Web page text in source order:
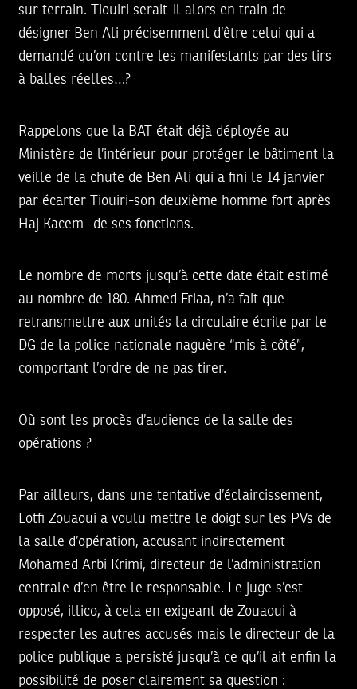
sur terrain. Tiouiri serait-il alors en train de
désigner Ben Ali précisemment d’être celui qui a
demandé qu’on contre les manifestants par des tirs
à balles réelles…?
Rappelons que la BAT était déjà déployée au
Ministère de l’intérieur pour protéger le bâtiment la
veille de la chute de Ben Ali qui a fini le 14 janvier
par écarter Tiouiri-son deuxième homme fort après
Haj Kacem- de ses fonctions.
Le nombre de morts jusqu’à cette date était estimé
au nombre de 180. Ahmed Friaa, n’a fait que
retransmettre aux unités la circulaire écrite par le
DG de la police nationale naguère “mis à côté”,
comportant l’ordre de ne pas tirer.
Où sont les procès d’audience de la salle des
opérations ?
Par ailleurs, dans une tentative d’éclaircissement,
Lotfi Zouaoui a voulu mettre le doigt sur les PVs de
la salle d’opération, accusant indirectement
Mohamed Arbi Krimi, directeur de l’administration
centrale d’en être le responsable. Le juge s’est
opposé, illico, à cela en exigeant de Zouaoui à
respecter les autres accusés mais le directeur de la
police publique a persisté jusqu’à ce qu’il ait enfin la
possibilité de poser clairement sa question :